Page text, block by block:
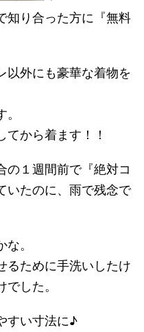
知り合った方に『無料
以外にも豪華な着物を
てから着ます！！
の１週間前で『絶対コ
いたのに、雨で残念で
。
るために手洗いしたけ
した。
すい寸法に♪